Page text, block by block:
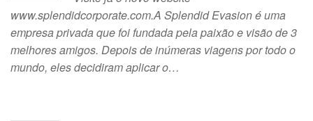
www.splendidcorporate.com.A Splendid Evasion é uma
empresa privada que foi fundada pela paixão e visão de 3
melhores amigos. Depois de inúmeras viagens por todo o
mundo, eles decidiram aplicar o…